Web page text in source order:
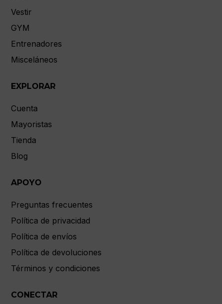
Vestir
GYM
Entrenadores
Misceláneos
EXPLORAR
Cuenta
Mayoristas
Tienda
Blog
APOYO
Preguntas frecuentes
Política de privacidad
Política de envíos
Política de devoluciones
Términos y condiciones
CONECTAR